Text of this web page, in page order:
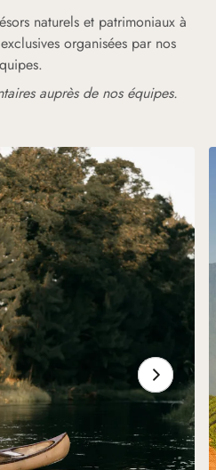
naturels et patrimoniaux à
organisées par nos
auprès de nos équipes.